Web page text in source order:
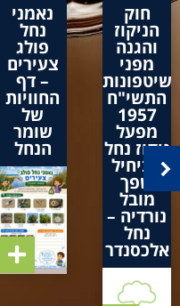
חוק
הניקוז
והגנה
מפני
שיטפונות
התשי"ח
1957
מפעל
ניקוז נחל
אביחיל
שפך
מובל
נורדיה –
נחל
אלכסנדר
נאמני
נחל
פולג
צעירים
– דף
החוויות
של
שומר
הנחל